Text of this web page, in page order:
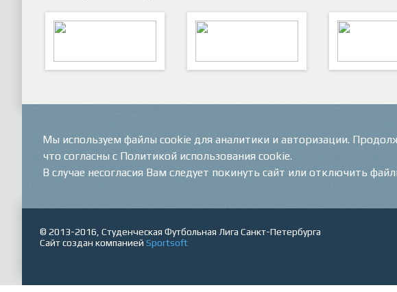
© 2013-2016, Студенческая Футбольная Лига Санкт-Петербурга
Сайт создан компанией Sportsoft
Мы используем файлы cookie для аналитики и авторизации.
что согласны с Политикой использования cookie.
В случае несогласия Вам следует покинуть сайт или отключить